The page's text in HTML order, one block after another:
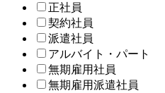
正社員
契約社員
派遣社員
アルバイト・パート
無期雇用社員
無期雇用派遣社員